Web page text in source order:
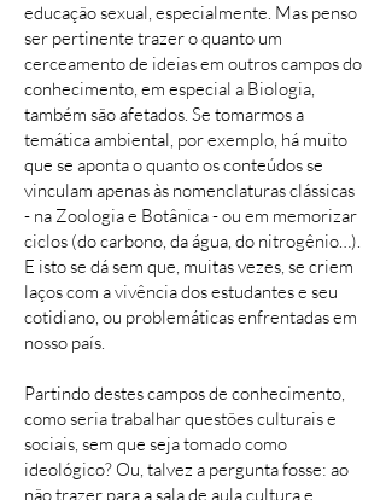
educação sexual, especialmente. Mas penso
ser pertinente trazer o quanto um
cerceamento de ideias em outros campos do
conhecimento, em especial a Biologia,
também são afetados. Se tomarmos a
temática ambiental, por exemplo, há muito
que se aponta o quanto os conteúdos se
vinculam apenas às nomenclaturas clássicas
- na Zoologia e Botânica - ou em memorizar
ciclos (do carbono, da água, do nitrogênio…).
E isto se dá sem que, muitas vezes, se criem
laços com a vivência dos estudantes e seu
cotidiano, ou problemáticas enfrentadas em
nosso país.
Partindo destes campos de conhecimento,
como seria trabalhar questões culturais e
sociais, sem que seja tomado como
ideológico? Ou, talvez a pergunta fosse: ao
não trazer para a sala de aula cultura e